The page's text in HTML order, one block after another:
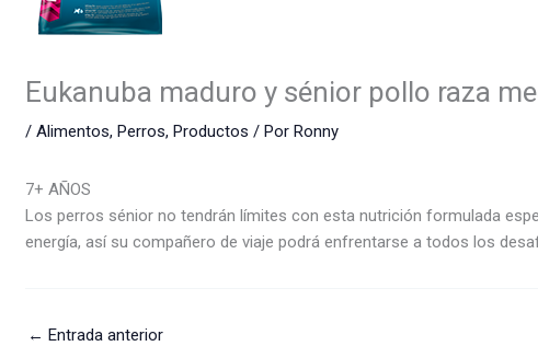
Eukanuba maduro y sénior pollo raza
/Alimentos,Perros,Productos / PorRonny
7+ AÑOS
Los perros sénior no tendrán límites con esta nutrición formulada
energía, así su compañero de viaje podrá enfrentarse a todos los
← Entrada anterior